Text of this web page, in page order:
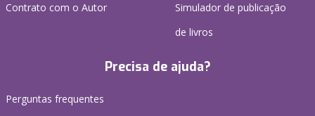
Contrato com o Autor
Simulador de publicação
de livros
Precisa de ajuda?
Perguntas frequentes